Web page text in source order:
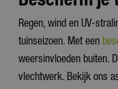
Regen, wind en UV-
tuinseizoen. Met een
weersinvloeden buiten.
vlechtwerk. Bekijk ons